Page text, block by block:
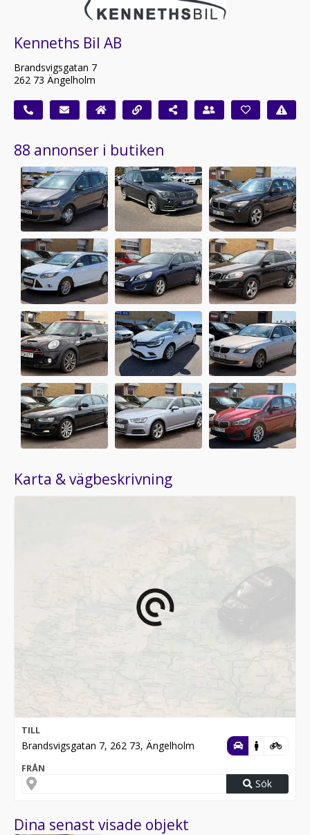
Kenneths Bil AB
Brandsvigsgatan 7
262 73 Ängelholm
88 annonser i butiken
Karta & vägbeskrivning
TILL
Brandsvigsgatan 7, 262 73, Ängelholm
FRÅN
Sök
Dina senast visade objekt